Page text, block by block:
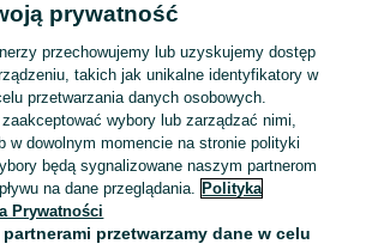
Opona dębica presto 185/65
r15 lato
30 zł
Mikułowice
14 lipca 2026
Opona Dunlop 205/55 r16 lato
prywatność
przechowujemy lub uzyskujemy dostęp
takich jak unikalne identyfikatory w
przetwarzania danych osobowych.
wybory lub zarządzać nimi,
w dowolnym momencie na stronie polityki
będą sygnalizowane naszym partnerom
na dane przeglądania. Polityka
Prywatności
partnerami przetwarzamy dane w celu